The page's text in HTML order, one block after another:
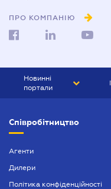
ПРО КОМПАНІЮ
Новинні
портали
БІЗНЕС
Співробітництво
Агенти
Дилери
Політика конфіденційності